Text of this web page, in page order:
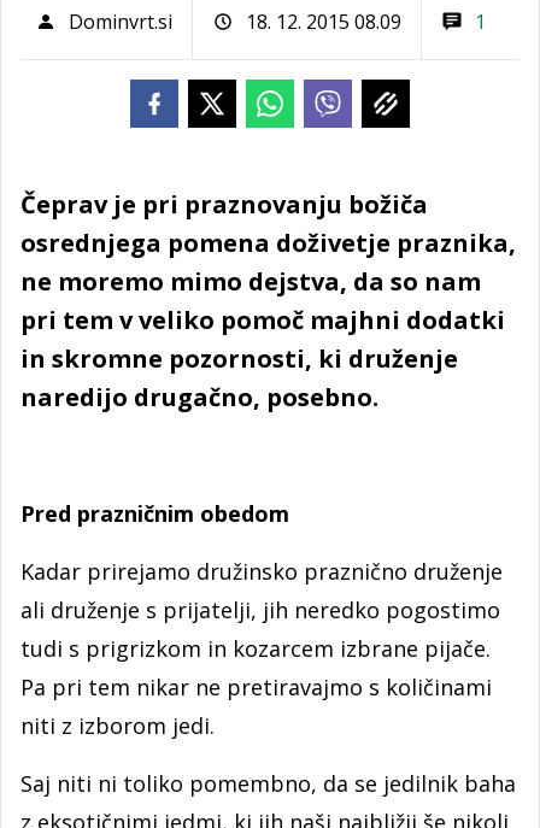
Dominvrt.si 18. 12. 2015 08.09 1
Čeprav je pri praznovanju božiča
osrednjega pomena doživetje praznika,
ne moremo mimo dejstva, da so nam
pri tem v veliko pomoč majhni dodatki
in skromne pozornosti, ki druženje
naredijo drugačno, posebno.
Pred prazničnim obedom
Kadar prirejamo družinsko praznično druženje
ali druženje s prijatelji, jih neredko pogostimo
tudi s prigrizkom in kozarcem izbrane pijače.
Pa pri tem nikar ne pretiravajmo s količinami
niti z izborom jedi.
Saj niti ni toliko pomembno, da se jedilnik baha
z eksotičnimi jedmi, ki jih naši najbližji še nikoli